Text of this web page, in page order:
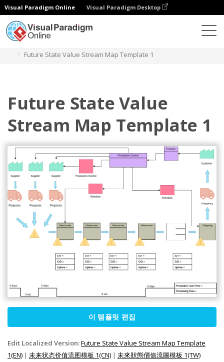
Visual Paradigm Online Visual Paradigm Desktop
Future State Value Stream Map Template 1
Future State Value
Stream Map Template 1
이 템플릿 편집
Edit Localized Version:Future State Value Stream Map Template
1(EN) | 未来状态价值流图模板 1(CN) | 未來狀態價值流圖模板 1(TW)